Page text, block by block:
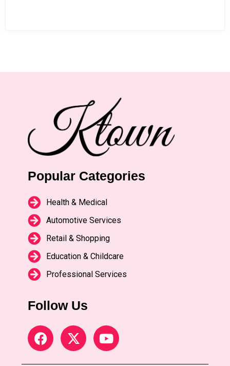
Popular Categories
Health & Medical
Automotive Services
Retail & Shopping
Education & Childcare
Professional Services
Follow Us